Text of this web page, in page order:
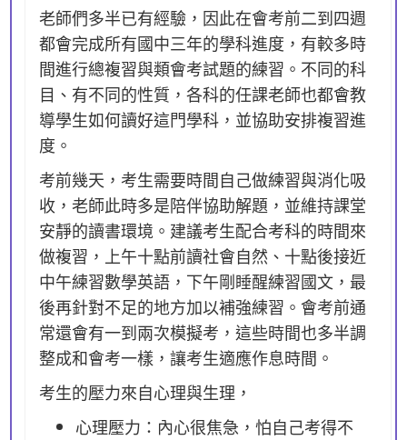
老師們多半已有經驗，因此在會考前二到四週
都會完成所有國中三年的學科進度，有較多時
間進行總複習與類會考試題的練習。不同的科
目、有不同的性質，各科的任課老師也都會教
導學生如何讀好這門學科，並協助安排複習進
度。
考前幾天，考生需要時間自己做練習與消化吸
收，老師此時多是陪伴協助解題，並維持課堂
安靜的讀書環境。建議考生配合考科的時間來
做複習，上午十點前讀社會自然、十點後接近
中午練習數學英語，下午剛睡醒練習國文，最
後再針對不足的地方加以補強練習。會考前通
常還會有一到兩次模擬考，這些時間也多半調
整成和會考一樣，讓考生適應作息時間。
考生的壓力來自心理與生理，
心理壓力：內心很焦急，怕自己考得不